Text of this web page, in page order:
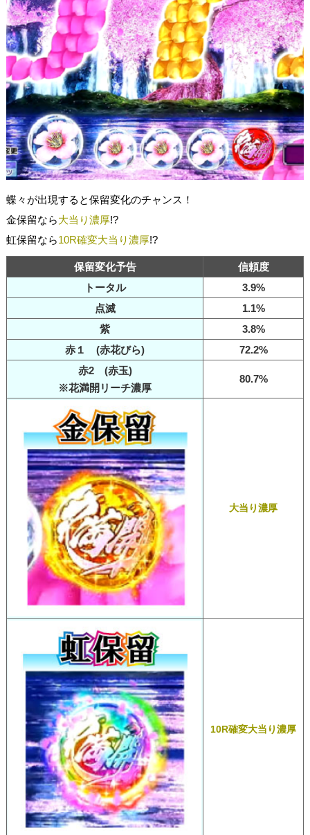
蝶々が出現すると保留変化のチャンス！
金保留なら大当り濃厚!?
虹保留なら10R確変大当り濃厚!?
保留変化予告
信頼度
トータル
3.9%
点滅
1.1%
紫
3.8%
赤１ (赤花びら)
72.2%
赤2 (赤玉)
※花満開リーチ濃厚
80.7%
大当り濃厚
10R確変大当り濃厚